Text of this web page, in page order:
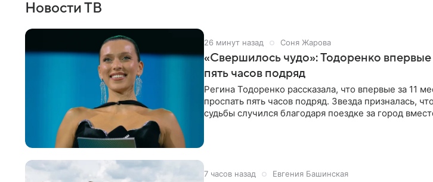
Новости ТВ
26 минут назад Соня Жарова
«Свершилось чудо»: Тодоренко впервые
пять часов подряд
Регина Тодоренко рассказала, что впервые за 11
проспать пять часов подряд. Звезда призналась,
судьбы случился благодаря поездке за город
7 часов назад Евгения Башинская